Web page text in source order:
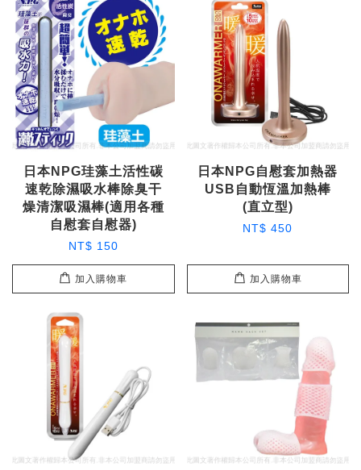
日本NPG珪藻土活性碳
速乾除濕吸水棒除臭干
燥清潔吸濕棒(適用各種
自慰套自慰器)
NT$ 150
加入購物車
日本NPG自慰套加熱器
USB自動恆溫加熱棒
(直立型)
NT$ 450
加入購物車